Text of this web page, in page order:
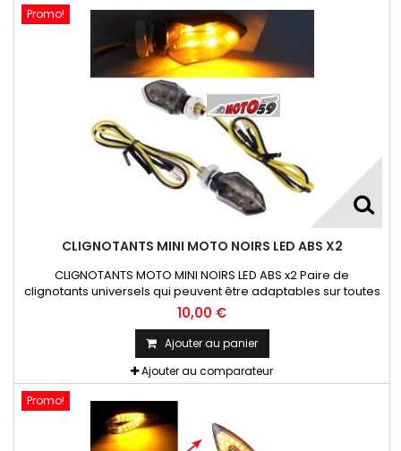
Promo!
CLIGNOTANTS MINI MOTO NOIRS LED ABS X2
CLIGNOTANTS MOTO MINI NOIRS LED ABS x2 Paire de
clignotants universels qui peuvent être adaptables sur toutes
motos ou scooters
10,00 €
Ajouter au panier
Ajouter au comparateur
Promo!